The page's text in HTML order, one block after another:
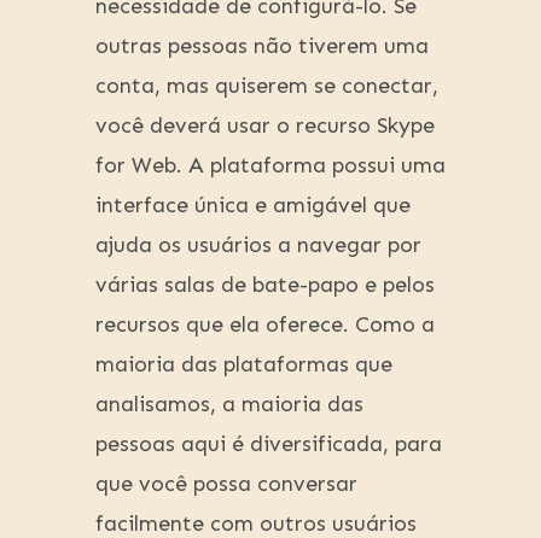
necessidade de configurá-lo. Se
outras pessoas não tiverem uma
conta, mas quiserem se conectar,
você deverá usar o recurso Skype
for Web. A plataforma possui uma
interface única e amigável que
ajuda os usuários a navegar por
várias salas de bate-papo e pelos
recursos que ela oferece. Como a
maioria das plataformas que
analisamos, a maioria das
pessoas aqui é diversificada, para
que você possa conversar
facilmente com outros usuários